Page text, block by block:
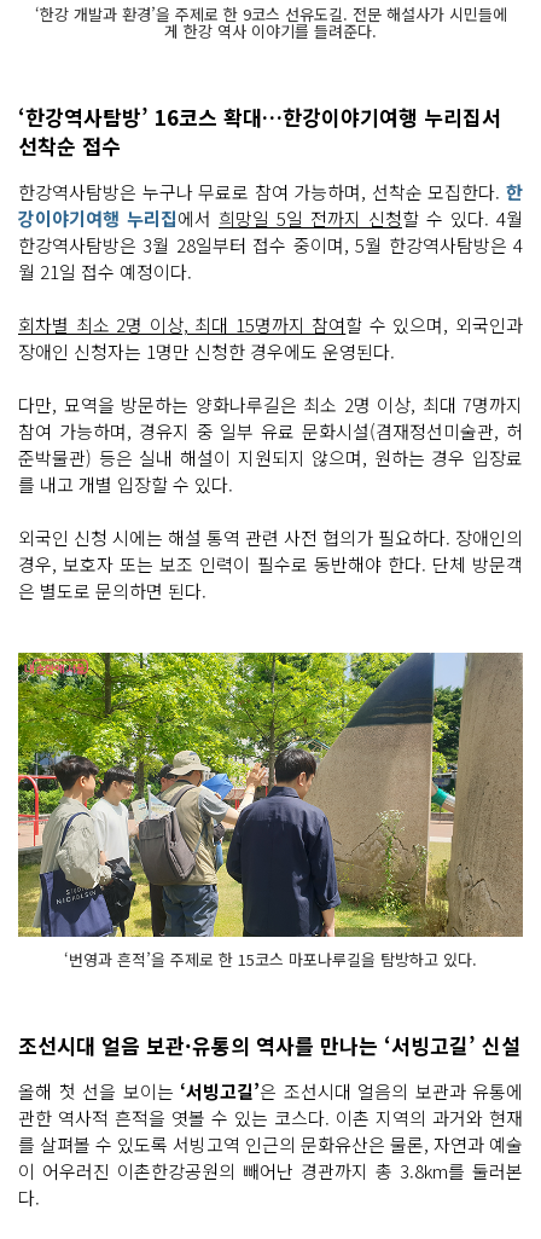
‘한강 개발과 환경’을 주제로 한 9코스 선유도길. 전문 해설사가 시민들에
게 한강 역사 이야기를 들려준다.
‘한강역사탐방’ 16코스 확대…한강이야기여행 누리집서
선착순 접수
한강역사탐방은 누구나 무료로 참여 가능하며, 선착순 모집한다. 한
강이야기여행 누리집에서 희망일 5일 전까지 신청할 수 있다. 4월
한강역사탐방은 3월 28일부터 접수 중이며, 5월 한강역사탐방은 4
월 21일 접수 예정이다.
회차별 최소 2명 이상, 최대 15명까지 참여할 수 있으며, 외국인과
장애인 신청자는 1명만 신청한 경우에도 운영된다.
다만, 묘역을 방문하는 양화나루길은 최소 2명 이상, 최대 7명까지
참여 가능하며, 경유지 중 일부 유료 문화시설(겸재정선미술관, 허
준박물관) 등은 실내 해설이 지원되지 않으며, 원하는 경우 입장료
를 내고 개별 입장할 수 있다.
외국인 신청 시에는 해설 통역 관련 사전 협의가 필요하다. 장애인의
경우, 보호자 또는 보조 인력이 필수로 동반해야 한다. 단체 방문객
은 별도로 문의하면 된다.
‘번영과 흔적’을 주제로 한 15코스 마포나루길을 탐방하고 있다.
조선시대 얼음 보관·유통의 역사를 만나는 ‘서빙고길’ 신설
올해 첫 선을 보이는 ‘서빙고길’은 조선시대 얼음의 보관과 유통에
관한 역사적 흔적을 엿볼 수 있는 코스다. 이촌 지역의 과거와 현재
를 살펴볼 수 있도록 서빙고역 인근의 문화유산은 물론, 자연과 예술
이 어우러진 이촌한강공원의 빼어난 경관까지 총 3.8km를 둘러본
다.